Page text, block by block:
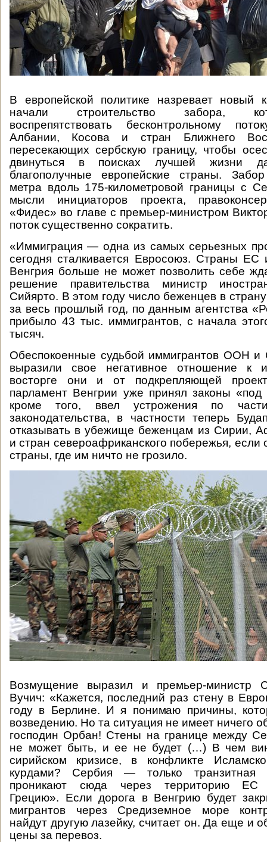
В европейской политике назревает новый
начали строительство забора,
воспрепятствовать бесконтрольному
Албании, Косова и стран Ближнего
пересекающих сербскую границу, чтобы
двинуться в поисках лучшей жизни
благополучные европейские страны.
метра вдоль 175-километровой границы с
мысли инициаторов проекта,
«Фидес» во главе с премьер-министром
поток существенно сократить.
«Иммиграция — одна из самых серьезных
сегодня сталкивается Евросоюз. Страны
Венгрия больше не может позволить себе
решение правительства министр
Сийярто. В этом году число беженцев в
за весь прошлый год, по данным агентства
прибыло 43 тыс. иммигрантов, с начала
тысяч.
Обеспокоенные судьбой иммигрантов ООН и
выразили свое негативное отношение к
восторге они и от подкрепляющей
парламент Венгрии уже принял законы «под
кроме того, ввел устрожения по части
законодательства, в частности теперь
отказывать в убежище беженцам из Сирии,
и стран североафриканского побережья, если
страны, где им ничто не грозило.
Возмущение выразил и премьер-министр
Вучич: «Кажется, последний раз стену в
году в Берлине. И я понимаю причины,
возведению. Но та ситуация не имеет ничего
господин Орбан! Стены на границе между
не может быть, и ее не будет (…) В чем
сирийском кризисе, в конфликте
курдами? Сербия — только транзитная
проникают сюда через территорию
Грецию». Если дорога в Венгрию будет
мигрантов через Средиземное море
найдут другую лазейку, считает он. Да еще и
цены за перевоз.